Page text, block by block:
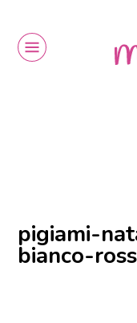
pigiami-
bianco-